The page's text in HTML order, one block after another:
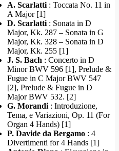
A. Scarlatti : Toccata No. 11 in
A Major [1]
D. Scarlatti : Sonata in D
Major, Kk. 287 – Sonata in G
Major, Kk. 328 – Sonata in D
Major, Kk. 255 [1]
J. S. Bach : Concerto in D
Minor BWV 596 [1], Prelude &
Fugue in C Major BWV 547
[2], Prelude & Fugue in D
Major BWV 532. [2]
G. Morandi : Introduzione,
Tema, e Variazioni, Op. 11 (For
Organ 4 Hands) [1]
P. Davide da Bergamo : 4
Divertimenti for 4 Hands [1]